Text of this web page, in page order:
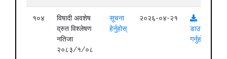
१०४
विषादी अवशेष
द्रुत विश्लेषण
नतिजा
२०८३/१/०८
सूचना
हेर्नुहोस्
२०२६-०४-२१
डाउनलोड
गर्नुहोस्